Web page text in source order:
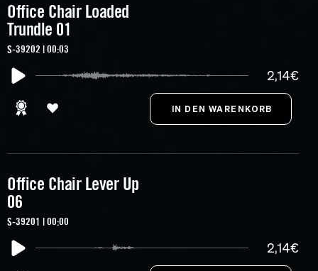
Office Chair Loaded
Trundle 01
S-39202 | 00:03
2,14€
Office Chair Lever Up
06
S-39201 | 00:00
2,14€